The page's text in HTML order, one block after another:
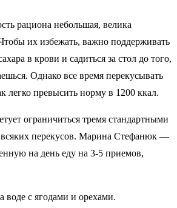
рациона небольшая, велика
их избежать, важно поддерживать
в крови и садиться за стол до того,
Однако все время перекусывать
легко превысить норму в 1200 ккал.
ограничиться тремя стандартными
перекусов. Марина Стефанюк —
на день еду на 3-5 приемов,
воде с ягодами и орехами.